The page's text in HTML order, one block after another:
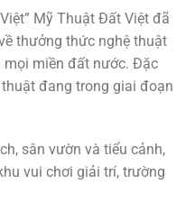
Mỹ Thuật Đất Việt đã
thưởng thức nghệ thuật
mọi miền đất nước. Đặc
đang trong giai đoạn
sân vườn và tiểu cảnh,
vui chơi giải trí, trường